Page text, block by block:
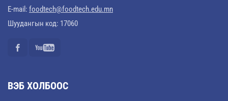
E-mail: foodtech@foodtech.edu.mn
Шуудангын код: 17060
ВЭБ ХОЛБООС